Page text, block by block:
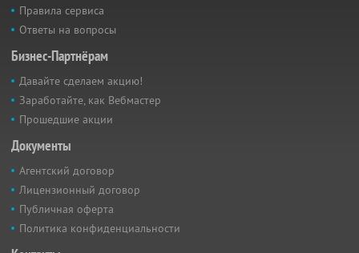
Правила сервиса
Ответы на вопросы
Бизнес-Партнёрам
Давайте сделаем акцию!
Заработайте, как Вебмастер
Прошедшие акции
Документы
Агентский договор
Лицензионный договор
Публичная оферта
Политика конфиденциальности